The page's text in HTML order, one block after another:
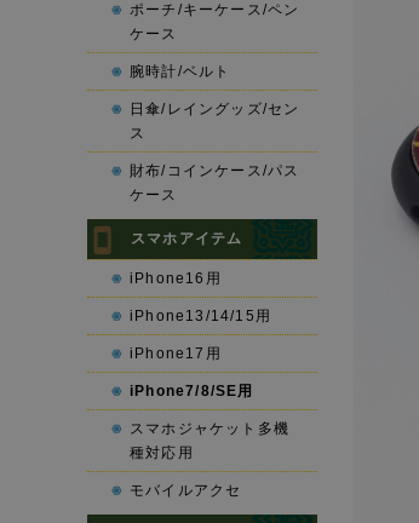
ポーチ/キーケース/ペン
ケース
腕時計/ベルト
日傘/レイングッズ/セン
ス
財布/コインケース/パス
ケース
スマホアイテム
iPhone16用
iPhone13/14/15用
iPhone17用
iPhone7/8/SE用
スマホジャケット多機
種対応用
モバイルアクセ